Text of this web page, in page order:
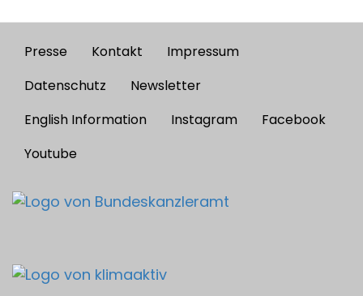
Footer
menu
Presse Kontakt
Impressum
Datenschutz
Newsletter
English Information
Instagram
Facebook
Youtube